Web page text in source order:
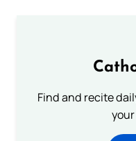
Find and recite